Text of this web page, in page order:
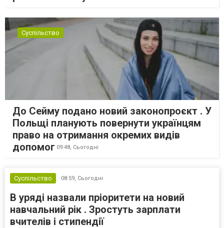
Суспільство
До Сейму подано новий законопроєкт . У
Польщі планують повернути українцям
право на отримання окремих видів
допомог 09:48, Сьогодні
Суспільство 08:59, Сьогодні
В уряді назвали пріоритети на новий
навчальний рік . Зростуть зарплати
вчителів і стипендії